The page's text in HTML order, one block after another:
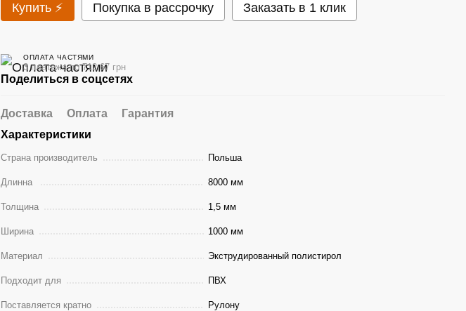
Купить ⚡ Покупка в рассрочку Заказать в 1 клик
ОПЛАТА ЧАСТЯМИ
3 платежа по 712.67 грн
Поделиться в соцсетях
Доставка Оплата
Гарантия
Характеристики
Страна производитель Польша
Длинна 8000 мм
Толщина 1,5 мм
Ширина 1000 мм
Материал Экструдированный полистирол
Подходит для ПВХ
Поставляется кратно Рулону